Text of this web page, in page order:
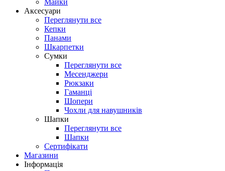
Майки
Аксесуари
Переглянути все
Кепки
Панами
Шкарпетки
Сумки
Переглянути все
Месенджери
Рюкзаки
Гаманці
Шопери
Чохли для навушників
Шапки
Переглянути все
Шапки
Сертифікати
Магазини
Інформація